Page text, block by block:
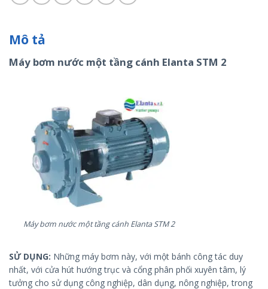
Mô tả
Máy bơm nước một tầng cánh Elanta STM 2
Máy bơm nước một tầng cánh Elanta STM 2
SỬ DỤNG: Những máy bơm này, với một bánh công tác duy
nhất, với cửa hút hướng trục và cổng phân phối xuyên tâm, lý
tưởng cho sử dụng công nghiệp, dân dụng, nông nghiệp, trong